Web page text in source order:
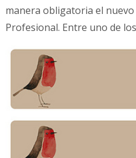
manera obligatoria el
Profesional. Entre uno de